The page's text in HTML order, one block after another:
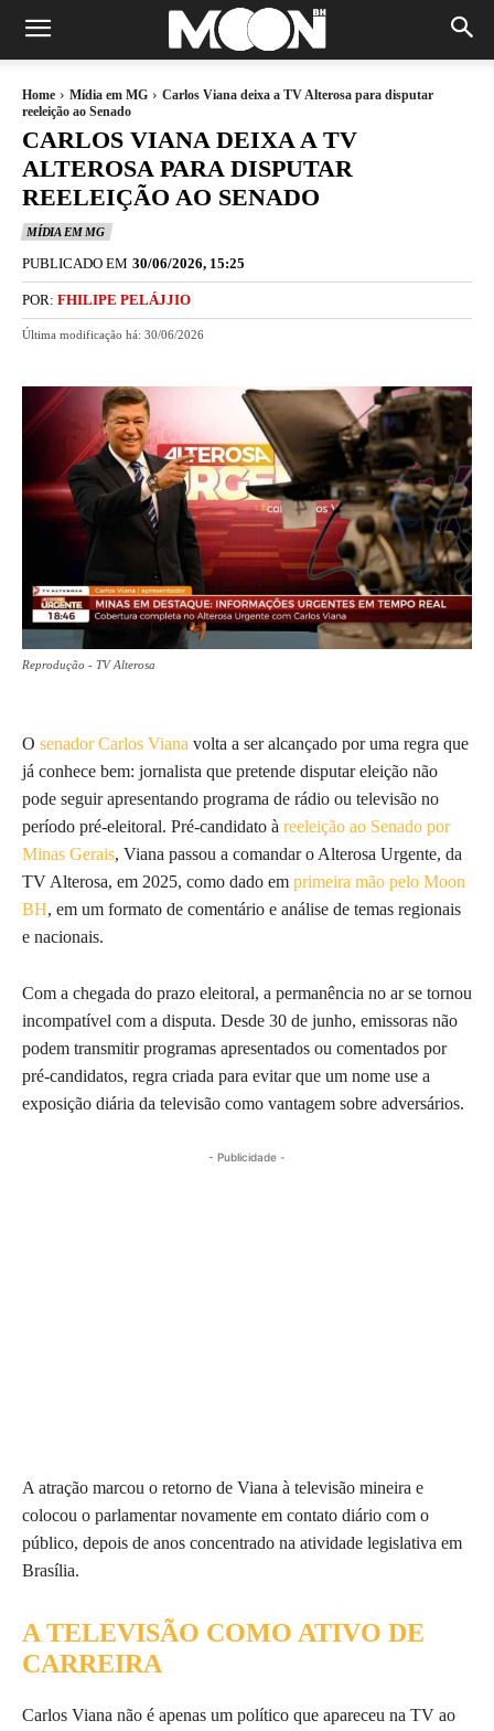
Home Mídia em MG
Carlos Viana deixa a TV Alterosa para disputar
reeleição ao Senado
CARLOS VIANA DEIXA A TV
ALTEROSA PARA DISPUTAR
REELEIÇÃO AO SENADO
MÍDIA EM MG
PUBLICADO EM 30/06/2026, 15:25
POR: FHILIPE PELÁJJIO
Última modificação há: 30/06/2026
Reprodução - TV Alterosa
O senador Carlos Viana volta a ser alcançado por uma regra que
já conhece bem: jornalista que pretende disputar eleição não
pode seguir apresentando programa de rádio ou televisão no
período pré-eleitoral. Pré-candidato à reeleição ao Senado por
Minas Gerais, Viana passou a comandar o Alterosa Urgente, da
TV Alterosa, em 2025, como dado em primeira mão pelo Moon
BH, em um formato de comentário e análise de temas regionais
e nacionais.
Com a chegada do prazo eleitoral, a permanência no ar se tornou
incompatível com a disputa. Desde 30 de junho, emissoras não
podem transmitir programas apresentados ou comentados por
pré-candidatos, regra criada para evitar que um nome use a
exposição diária da televisão como vantagem sobre adversários.
- Publicidade -
A atração marcou o retorno de Viana à televisão mineira e
colocou o parlamentar novamente em contato diário com o
público, depois de anos concentrado na atividade legislativa em
Brasília.
A TELEVISÃO COMO ATIVO DE
CARREIRA
Carlos Viana não é apenas um político que apareceu na TV ao